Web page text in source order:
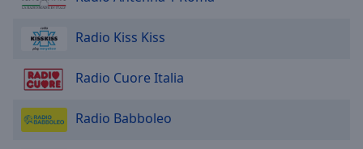
Radio Kiss Kiss
Radio Cuore Italia
Radio Babboleo